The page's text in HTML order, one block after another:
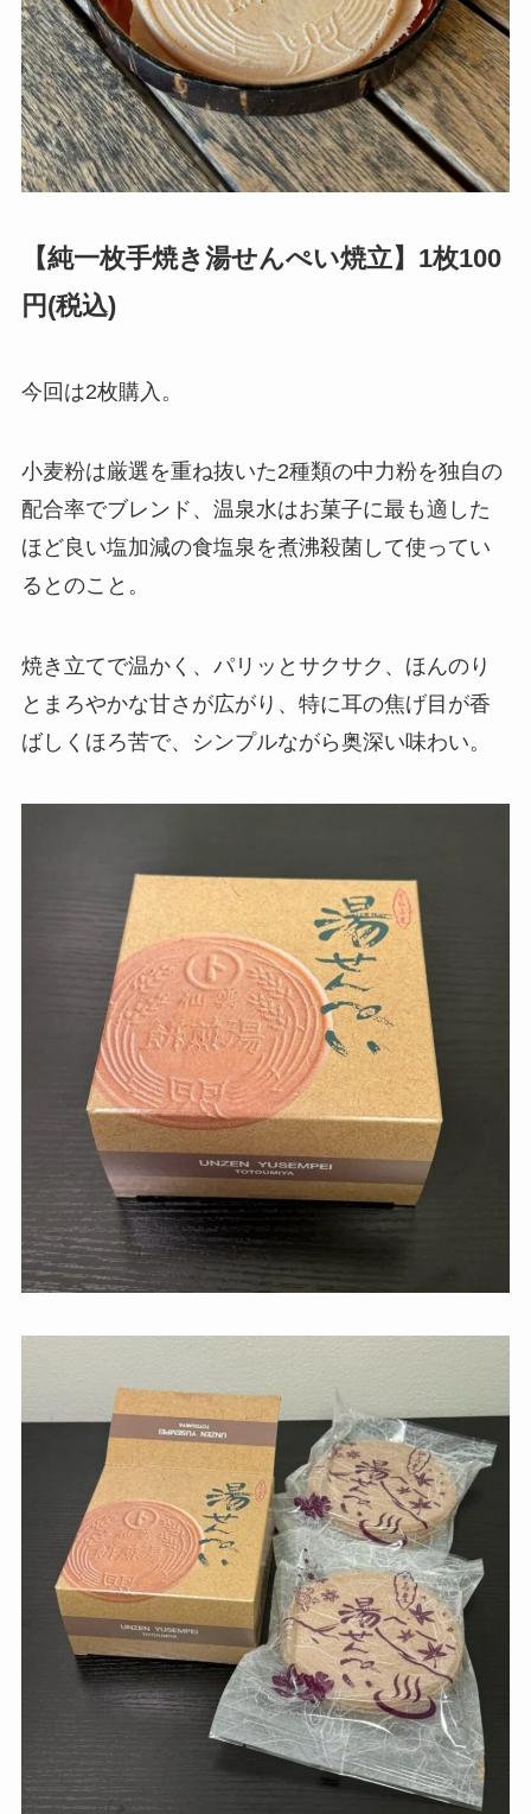
【純一枚手焼き湯せんぺい焼立】1枚100
円(税込)
今回は2枚購入。
小麦粉は厳選を重ね抜いた2種類の中力粉を独自の
配合率でブレンド、温泉水はお菓子に最も適した
ほど良い塩加減の食塩泉を煮沸殺菌して使ってい
るとのこと。
焼き立てで温かく、パリッとサクサク、ほんのり
とまろやかな甘さが広がり、特に耳の焦げ目が香
ばしくほろ苦で、シンプルながら奥深い味わい。